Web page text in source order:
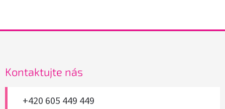
Kontaktujte nás
+420 605 449 449